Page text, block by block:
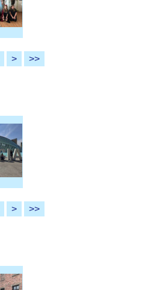
> >>
> >>